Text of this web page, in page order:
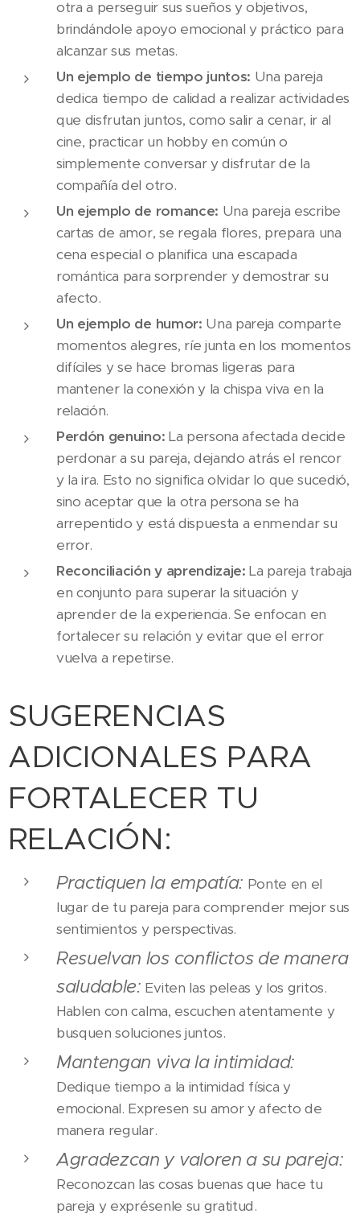
otra a perseguir sus sueños y objetivos,
brindándole apoyo emocional y práctico para
alcanzar sus metas.
Un ejemplo de tiempo juntos: Una pareja
dedica tiempo de calidad a realizar actividades
que disfrutan juntos, como salir a cenar, ir al
cine, practicar un hobby en común o
simplemente conversar y disfrutar de la
compañía del otro.
Un ejemplo de romance: Una pareja escribe
cartas de amor, se regala flores, prepara una
cena especial o planifica una escapada
romántica para sorprender y demostrar su
afecto.
Un ejemplo de humor: Una pareja comparte
momentos alegres, ríe junta en los momentos
difíciles y se hace bromas ligeras para
mantener la conexión y la chispa viva en la
relación.
Perdón genuino: La persona afectada decide
perdonar a su pareja, dejando atrás el rencor
y la ira. Esto no significa olvidar lo que sucedió,
sino aceptar que la otra persona se ha
arrepentido y está dispuesta a enmendar su
error.
Reconciliación y aprendizaje: La pareja trabaja
en conjunto para superar la situación y
aprender de la experiencia. Se enfocan en
fortalecer su relación y evitar que el error
vuelva a repetirse.
SUGERENCIAS
ADICIONALES PARA
FORTALECER TU
RELACIÓN:
Practiquen la empatía: Ponte en el
lugar de tu pareja para comprender mejor sus
sentimientos y perspectivas.
Resuelvan los conflictos de manera
saludable: Eviten las peleas y los gritos.
Hablen con calma, escuchen atentamente y
busquen soluciones juntos.
Mantengan viva la intimidad:
Dedique tiempo a la intimidad física y
emocional. Expresen su amor y afecto de
manera regular.
Agradezcan y valoren a su pareja:
Reconozcan las cosas buenas que hace tu
pareja y exprésenle su gratitud.